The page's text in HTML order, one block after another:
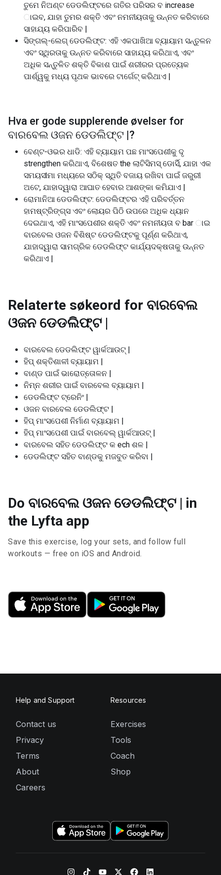
ତୁମେ ନିଅଣ୍ଟ ଡେଡଲିଫ୍ଟରେ ଗତିର ପରିସର ବ increase
ାଇବ, ଯାହା ତୁମର ଶକ୍ତି ଏବଂ ନମନୀୟତାକୁ ଉନ୍ନତ କରିବାରେ
ସାହାଯ୍ୟ କରିପାରିବ |
ସିଙ୍ଗଲ୍-ଲେଗ୍ ଡେଡଲିଫ୍ଟ: ଏହି ଏକପାଖିଆ ବ୍ୟାୟାମ ସନ୍ତୁଳନ
ଏବଂ ସ୍ଥିରତାକୁ ଉନ୍ନତ କରିବାରେ ସାହାଯ୍ୟ କରିଥାଏ, ଏବଂ
ଅଧିକ ସନ୍ତୁଳିତ ଶକ୍ତି ବିକାଶ ପାଇଁ ଶରୀରର ପ୍ରତ୍ୟେକ
ପାର୍ଶ୍ୱକୁ ମଧ୍ୟ ପୃଥକ ଭାବରେ ଟାର୍ଗେଟ୍ କରିଥାଏ |
Hva er gode supplerende øvelser for
ବାରବେଲ ଓଜନ ଡେଡଲିଫ୍ଟ |?
ବେଣ୍ଟ-ଓଭର ଧାଡି: ଏହି ବ୍ୟାୟାମ ପଛ ମାଂସପେଶୀକୁ ଦୃ
strengthen କରିଥାଏ, ବିଶେଷତ the ଲାଟିସିମସ୍ ଡୋର୍ସି, ଯାହା ଏକ
ସମୟସୀମା ମଧ୍ୟରେ ସଠିକ୍ ସ୍ଥିତି ବଜାୟ ରଖିବା ପାଇଁ ଜରୁରୀ
ଅଟେ, ଯାହାଦ୍ୱାରା ଆଘାତ ହେବାର ଆଶଙ୍କା କମିଯାଏ |
ରୋମାନିଆ ଡେଡଲିଫ୍ଟ: ଡେଡଲିଫ୍ଟର ଏହି ପରିବର୍ତ୍ତନ
ହାମଷ୍ଟ୍ରିଙ୍ଗ୍ସ ଏବଂ ଲୋୟର ପିଠି ଉପରେ ଅଧିକ ଧ୍ୟାନ
ଦେଇଥାଏ, ଏହି ମାଂସପେଶୀର ଶକ୍ତି ଏବଂ ନମନୀୟତା ବ bar ାଇ
ବାରବେଲ ଓଜନ ବିଶିଷ୍ଟ ଡେଡଲିଫ୍ଟକୁ ପୂର୍ଣ୍ଣ କରିଥାଏ,
ଯାହାଦ୍ୱାରା ସାମଗ୍ରିକ ଡେଡଲିଫ୍ଟ କାର୍ଯ୍ୟଦକ୍ଷତାକୁ ଉନ୍ନତ
କରିଥାଏ |
Relaterte søkeord for ବାରବେଲ
ଓଜନ ଡେଡଲିଫ୍ଟ |
ବାରବେଲ ଡେଡଲିଫ୍ଟ ୱାର୍କଆଉଟ୍ |
ହିପ୍ ଶକ୍ତିଶାଳୀ ବ୍ୟାୟାମ |
ବାଣ୍ଡ ପାଇଁ ଭାରୋତ୍ତୋଳନ |
ନିମ୍ନ ଶରୀର ପାଇଁ ବାରବେଲ ବ୍ୟାୟାମ |
ଡେଡଲିଫ୍ଟ ଟ୍ରେନିଂ |
ଓଜନ ବାରବେଲ ଡେଡଲିଫ୍ଟ |
ହିପ୍ ମାଂସପେଶୀ ନିର୍ମାଣ ବ୍ୟାୟାମ |
ହିପ୍ ମାଂସପେଶୀ ପାଇଁ ବାରବେଲ୍ ୱାର୍କଆଉଟ୍ |
ବାରବେଲ ସହିତ ଡେଡଲିଫ୍ଟ କ ech ଶଳ |
ଡେଡଲିଫ୍ଟ ସହିତ ବାଣ୍ଡକୁ ମଜବୁତ କରିବା |
Do ବାରବେଲ ଓଜନ ଡେଡଲିଫ୍ଟ | in
the Lyfta app
Save this exercise, log your sets, and follow full
workouts — free on iOS and Android.
Help and Support
Contact us
Privacy
Terms
About
Careers
Resources
Exercises
Tools
Coach
Shop